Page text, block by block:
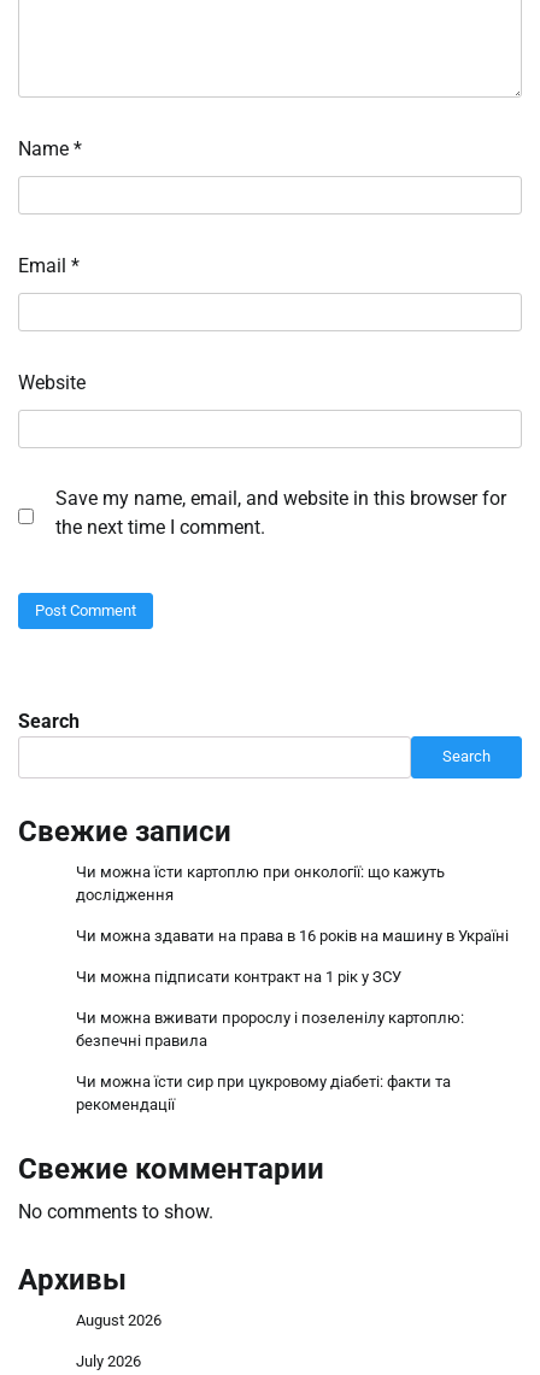
Name *
Email *
Website
Save my name, email, and website in this browser for
the next time I comment.
Search
Search
Свежие записи
Чи можна їсти картоплю при онкології: що кажуть
дослідження
Чи можна здавати на права в 16 років на машину в Україні
Чи можна підписати контракт на 1 рік у ЗСУ
Чи можна вживати пророслу і позеленілу картоплю:
безпечні правила
Чи можна їсти сир при цукровому діабеті: факти та
рекомендації
Свежие комментарии
No comments to show.
Архивы
August 2026
July 2026